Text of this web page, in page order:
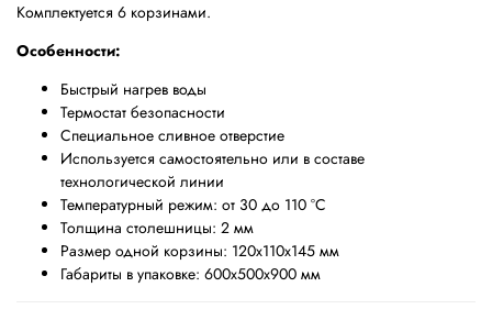
Комплектуется 6 корзинами.
Особенности:
Быстрый нагрев воды
Термостат безопасности
Специальное сливное отверстие
Используется самостоятельно или в составе
технологической линии
Температурный режим: от 30 до 110 °C
Толщина столешницы: 2 мм
Размер одной корзины: 120х110х145 мм
Габариты в упаковке: 600х500х900 мм